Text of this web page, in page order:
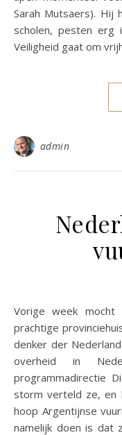
Sarah Mutsaers). Hij
scholen, pesten erg
Veiligheid gaat om
admin
Vorige week mocht ik bij de balanslezing zijn, in het
prachtige
denker der
overheid in
programmadirectie
storm verteld ze, en
hoop Argentijnse
namelijk doen is dat